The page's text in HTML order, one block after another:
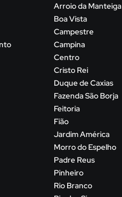
Arroio da Manteiga
Boa Vista
Campestre
Campina
Centro
Cristo Rei
Duque de Caxias
Fazenda São Borja
Feitoria
Fião
Jardim América
Morro do Espelho
Padre Reus
Pinheiro
Rio Branco